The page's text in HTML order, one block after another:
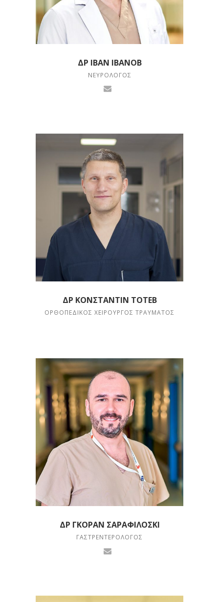
ΔΡ ΙΒΆΝ ΙΒΑΝΌΒ
ΝΕΥΡΟΛΌΓΟΣ
ΔΡ ΚΟΝΣΤΑΝΤΊΝ ΤΌΤΕΒ
ΟΡΘΟΠΕΔΙΚΌΣ ΧΕΙΡΟΥΡΓΌΣ ΤΡΑΎΜΑΤΟΣ
ΔΡ ΓΚΌΡΑΝ ΣΑΡΑΦΙΛΌΣΚΙ
ΓΑΣΤΡΕΝΤΕΡΟΛΌΓΟΣ